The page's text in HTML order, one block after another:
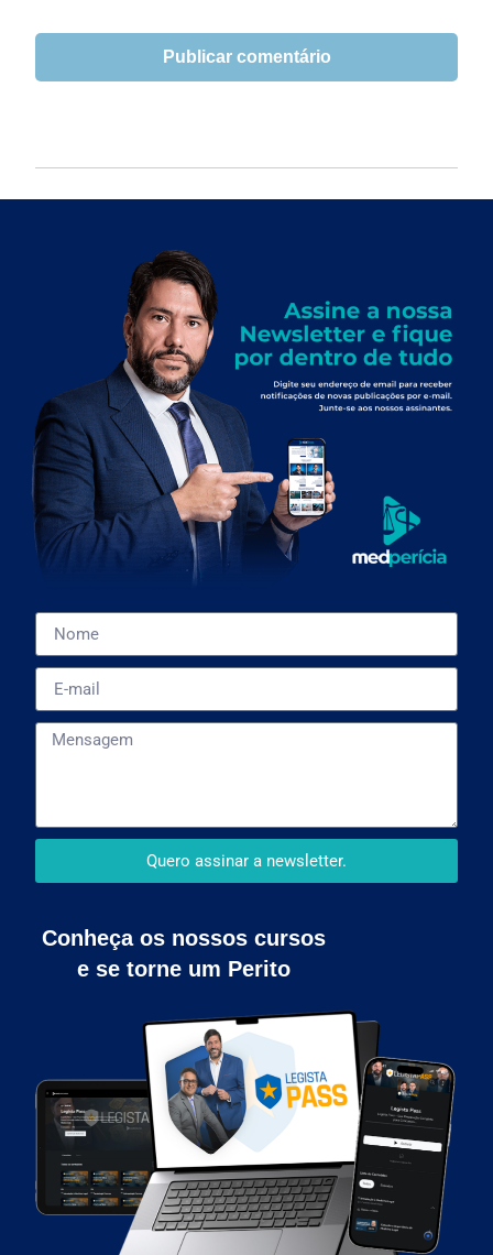
Quero assinar a newsletter.
Conheça os nossos cursos
e se torne um Perito